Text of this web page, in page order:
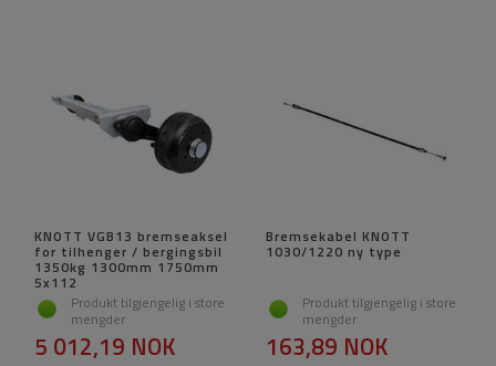
KNOTT VGB13 bremseaksel
for tilhenger / bergingsbil
1350kg 1300mm 1750mm
5x112
Produkt tilgjengelig i store
mengder
5 012,19 NOK
Bremsekabel KNOTT
1030/1220 ny type
Produkt tilgjengelig i store
mengder
163,89 NOK